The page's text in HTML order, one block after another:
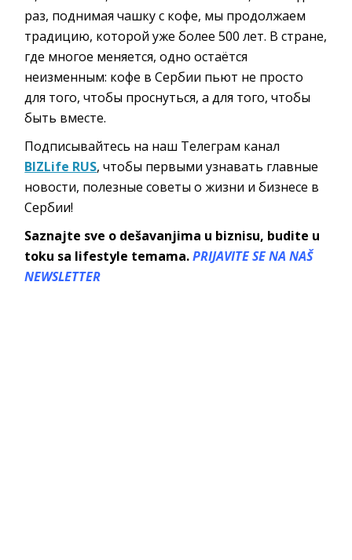
раз, поднимая чашку с кофе, мы продолжаем
традицию, которой уже более 500 лет. В стране,
где многое меняется, одно остаётся
неизменным: кофе в Сербии пьют не просто
для того, чтобы проснуться, а для того, чтобы
быть вместе.
Подписывайтесь на наш Телеграм канал
BIZLife RUS, чтобы первыми узнавать главные
новости, полезные советы о жизни и бизнесе в
Сербии!
Saznajte sve o dešavanjima u biznisu, budite u
toku sa lifestyle temama.PRIJAVITE SE NA NAŠ
NEWSLETTER